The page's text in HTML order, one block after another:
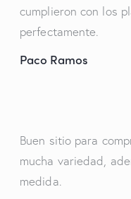
cumplieron con los
perfectamente.
Paco Ramos
Buen sitio para
mucha variedad,
medida.